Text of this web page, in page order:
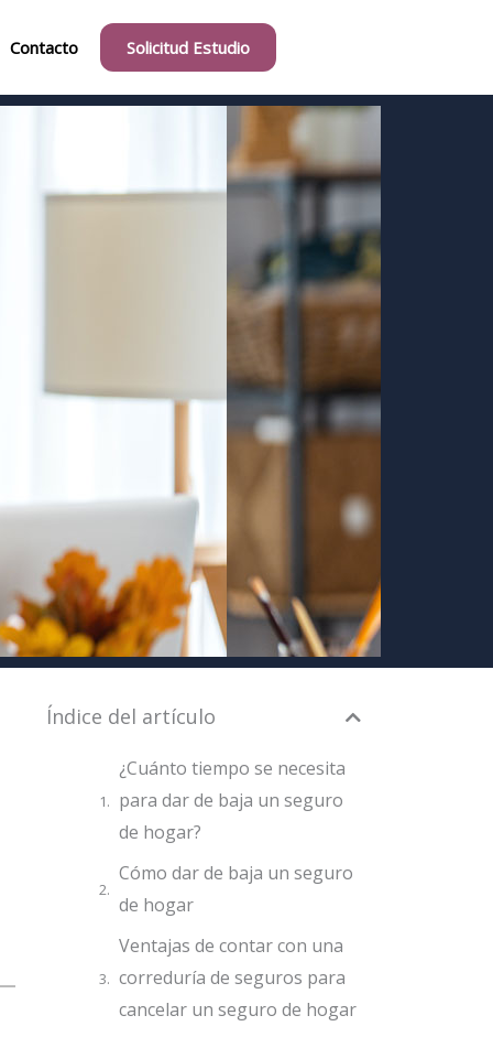
Contacto Solicitud Estudio
Índice del artículo
¿Cuánto tiempo se necesita
para dar de baja un seguro
de hogar?
Cómo dar de baja un seguro
de hogar
Ventajas de contar con una
correduría de seguros para
cancelar un seguro de hogar